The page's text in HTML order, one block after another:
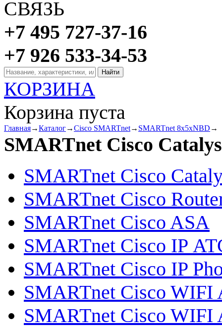
+7 495 727-37-16
+7 926 533-34-53
КОРЗИНА
Корзина пуста
Главная→Каталог→Cisco SMARTnet→ SMARTnet 8x5xNBD →
SMARTnet Cisco
SMARTnet Cisco
SMARTnet Cisco
SMARTnet Cisco ASA
SMARTnet Cisco IP
SMARTnet Cisco IP
SMARTnet Cisco WIFI
SMARTnet Cisco WIFI